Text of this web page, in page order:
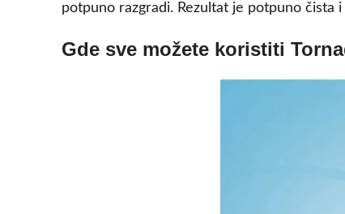
potpuno razgradi. Rezultat je potpuno čista
Gde sve možete koristiti